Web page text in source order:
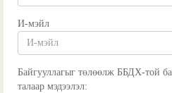
И-мэйл
Байгууллагыг төлөөлж ББДХ-той
талаар мэдээлэл: